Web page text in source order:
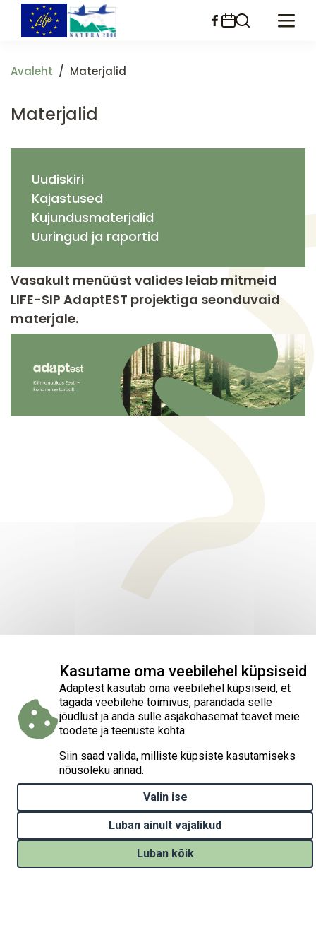
Liigu
edasi
põhisisu
Avaleht Materjalid
Materjalid
Uudiskiri
Kajastused
Kujundusmaterjalid
Uuringud ja raportid
Vasakult menüüst valides leiab mitmeid
LIFE-SIP AdaptEST projektiga seonduvaid
materjale.
Kasutame oma veebilehel küpsiseid
Adaptest kasutab oma veebilehel küpsiseid, et
tagada veebilehe toimivus, parandada selle
jõudlust ja anda sulle asjakohasemat teavet meie
toodete ja teenuste kohta.
Siin saad valida, milliste küpsiste kasutamiseks
nõusoleku annad.
Withdraw consent
Valin ise
Luban ainult vajalikud
Luban kõik